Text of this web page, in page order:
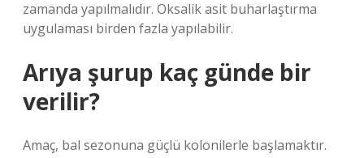
zamanda yapılmalıdır. Oksalik asit buharlaştırma
uygulaması birden fazla yapılabilir.
Arıya şurup kaç günde bir
verilir?
Amaç, bal sezonuna güçlü kolonilerle başlamaktır.